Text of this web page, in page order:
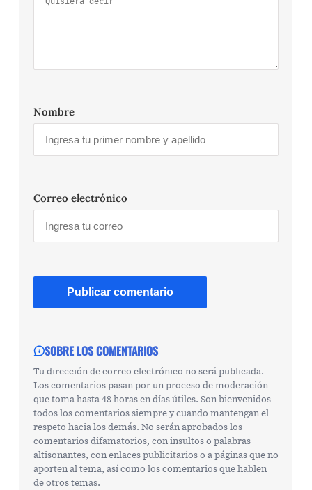
Nombre
Correo electrónico
SOBRE LOS COMENTARIOS
Tu dirección de correo electrónico no será publicada.
Los comentarios pasan por un proceso de moderación
que toma hasta 48 horas en días útiles. Son bienvenidos
todos los comentarios siempre y cuando mantengan el
respeto hacia los demás. No serán aprobados los
comentarios difamatorios, con insultos o palabras
altisonantes, con enlaces publicitarios o a páginas que no
aporten al tema, así como los comentarios que hablen
de otros temas.